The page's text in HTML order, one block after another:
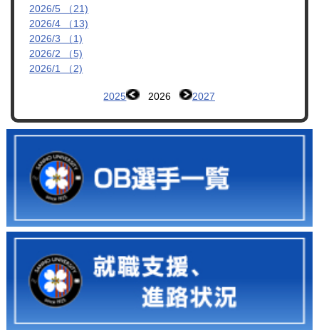
2026/5 （21)
2026/4 （13)
2026/3 （1)
2026/2 （5)
2026/1 （2)
2025 2026 2027